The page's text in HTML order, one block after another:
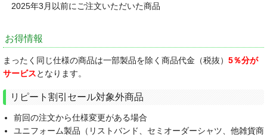
2025年3月以前にご注文いただいた商品
お得情報
まったく同じ仕様の商品は一部製品を除く商品代金（税抜） 5％分が
サービスとなります。
リピート割引セール対象外商品
前回の注文から仕様変更がある場合
ユニフォーム製品（リストバンド、セミオーダーシャツ、他雑貨商